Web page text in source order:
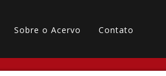
Sobre o Acervo Contato